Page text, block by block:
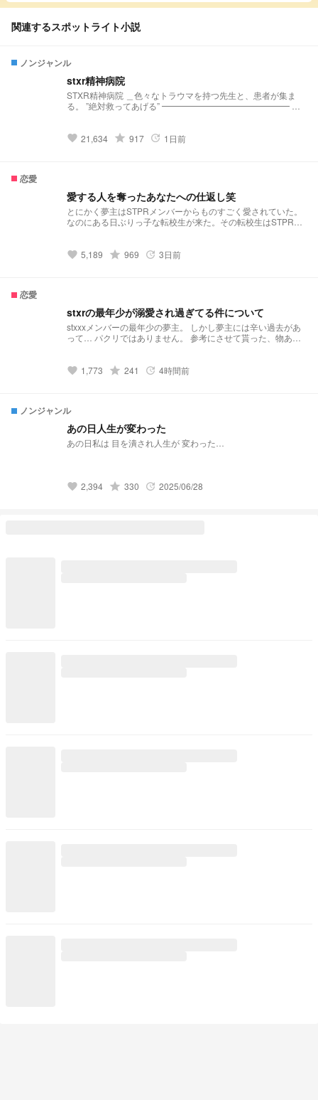
関連するスポットライト小説
ノンジャンル
stxr精神病院
STXR精神病院 ＿色々なトラウマを持つ先生と、患者が集ま
る。 ”絶対救ってあげる” ━━━━━━━━━━━━━━━ メ
123位(ノンジャンル) 2025.10.25デイリー91位(ノンジャンル)
2026.2.21 デイリー21位 (ノンジャンル) 2026.2.23 デイリー20
位 (ノンジャンル) 2026.2.26 デイリー10位 (ノンジャンル)
2025.10.28デイリー124位(すべて) 2025.11.27デイリー117位
（すべて） 2025.12.6 デイリー101位 （すべて） 2025.12.19
favorite 21,634 grade 917 update 1日前
恋愛
愛する人を奪ったあなたへの仕返し笑
とにかく夢主はSTPRメンバーからものすごく愛されていた。
なのにある日ぶりっ子な転校生が来た。その転校生はSTPRメ
favorite 5,189 grade 969 update 3日前
恋愛
stxrの最年少が溺愛され過ぎてる件について
stxxxメンバーの最年少の夢主。 しかし夢主には辛い過去があ
って… パクリではありません。 参考にさせて貰った、物あり
favorite 1,773 grade 241 update 4時間前
ノンジャンル
あの日人生が変わった
あの日私は 目を潰され人生が 変わった…
favorite 2,394 grade 330 update 2025/06/28